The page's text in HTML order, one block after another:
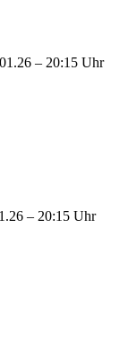
– 20:15 Uhr
– 20:15 Uhr